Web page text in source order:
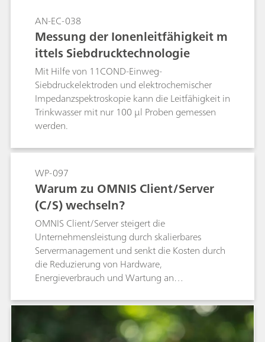
AN-EC-038
Messung der Ionenleitfähigkeit m
ittels Siebdrucktechnologie
Mit Hilfe von 11COND-Einweg-
Siebdruckelektroden und elektrochemischer
Impedanzspektroskopie kann die Leitfähigkeit in
Trinkwasser mit nur 100 µl Proben gemessen
werden.
WP-097
Warum zu OMNIS Client/Server
(C/S) wechseln?
OMNIS Client/Server steigert die
Unternehmensleistung durch skalierbares
Servermanagement und senkt die Kosten durch
die Reduzierung von Hardware,
Energieverbrauch und Wartung an